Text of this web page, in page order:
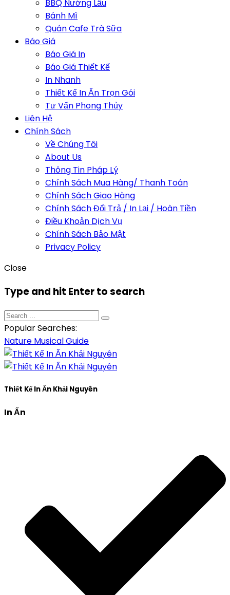
BBQ Nướng Lẩu
Bánh Mì
Quán Cafe Trà Sữa
Báo Giá
Báo Giá In
Báo Giá Thiết Kế
In Nhanh
Thiết Kế In Ấn Trọn Gói
Tư Vấn Phong Thủy
Liên Hệ
Chính Sách
Về Chúng Tôi
About Us
Thông Tin Pháp Lý
Chính Sách Mua Hàng/ Thanh Toán
Chính Sách Giao Hàng
Chính Sách Đổi Trả / In Lại / Hoàn Tiền
Điều Khoản Dịch Vụ
Chính Sách Bảo Mật
Privacy Policy
Close
Type and hit Enter to search
Popular Searches:
Nature MusicalGuide
Thiết Kế In Ấn Khải Nguyên
In Ấn